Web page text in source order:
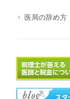
医局の辞め方